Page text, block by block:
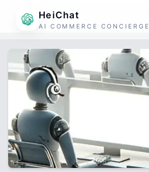
HeiChat
AI COMMERCE CONCIERGE